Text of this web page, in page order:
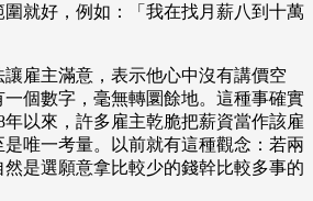
就好，例如：「我在找月薪八到十萬
雇主滿意，表示他心中沒有講價空
個數字，毫無轉圜餘地。這種事確實
年以來，許多雇主乾脆把薪資當作該雇
唯一考量。以前就有這種觀念：若兩
是選願意拿比較少的錢幹比較多事的